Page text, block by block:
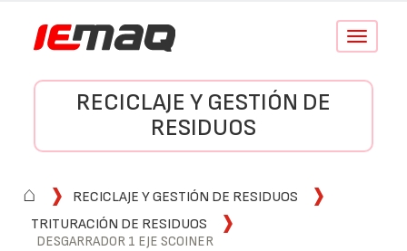
Conmutar
RECICLAJE Y GESTIÓN DE
RESIDUOS
⌂
RECICLAJE Y GESTIÓN DE RESIDUOS
TRITURACIÓN DE RESIDUOS
DESGARRADOR 1 EJE SCOINER